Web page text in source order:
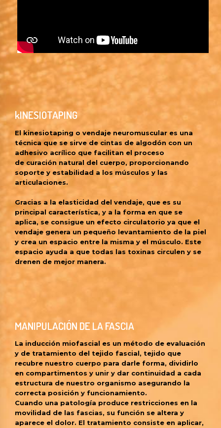
kINESIOTAPING
El kinesiotaping o vendaje neuromuscular es una
técnica que se sirve de cintas de algodón con un
adhesivo acrílico que facilitan el proceso
de curación natural del cuerpo, proporcionando
soporte y estabilidad a los músculos y las
articulaciones.
Gracias a la elasticidad del vendaje, que es su
principal característica, y a la forma en que se
aplica, se consigue un efecto circulatorio ya que el
vendaje genera un pequeño levantamiento de la piel
y crea un espacio entre la misma y el músculo. Este
espacio ayuda a que todas las toxinas circulen y se
drenen de mejor manera.
MANIPULACIÓN DE LA FASCIA
La inducción miofascial es un método de evaluación
y de tratamiento del tejido fascial, tejido que
recubre nuestro cuerpo para darle forma, dividirlo
en compartimentos y unir y dar continuidad a cada
estructura de nuestro organismo asegurando la
correcta posición y funcionamiento.
Cuando una patología produce restricciones en la
movilidad de las fascias, su función se altera y
aparece el dolor. El tratamiento consiste en aplicar,